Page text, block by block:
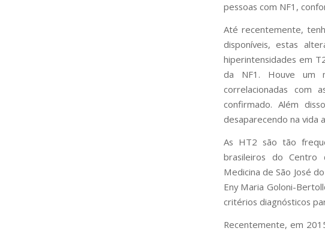
pessoas com NF1,
Até recentemente,
disponíveis, estas
hiperintensidades em
da NF1. Houve um
correlacionadas com
confirmado. Além
desaparecendo na vida
As HT2 são tão
brasileiros do Centro
Medicina de São José
Eny Maria Goloni-
critérios diagnósticos
Recentemente, em